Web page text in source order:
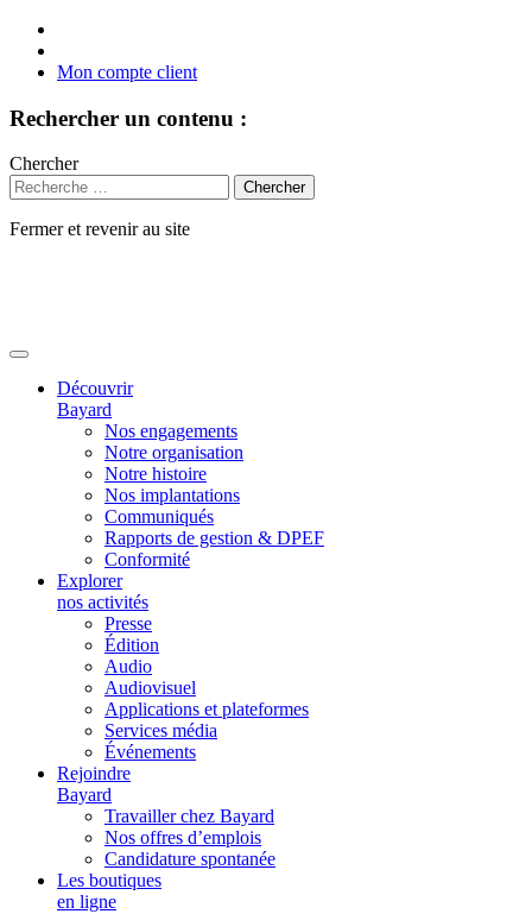
Mon compte client
Rechercher un contenu :
Chercher
Fermer et revenir au site
Découvrir
Bayard
Nos engagements
Notre organisation
Notre histoire
Nos implantations
Communiqués
Rapports de gestion & DPEF
Conformité
Explorer
nos activités
Presse
Édition
Audio
Audiovisuel
Applications et plateformes
Services média
Événements
Rejoindre
Bayard
Travailler chez Bayard
Nos offres d’emplois
Candidature spontanée
Les boutiques
en ligne